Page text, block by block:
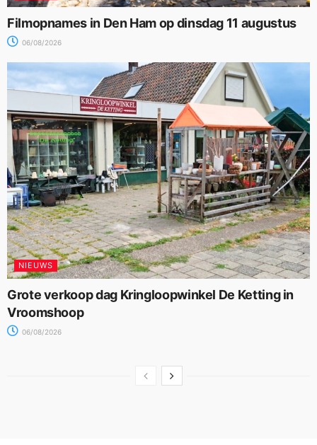
Filmopnames in Den Ham op dinsdag 11 augustus
06/08/2026
NIEUWS
Grote verkoop dag Kringloopwinkel De Ketting in
Vroomshoop
06/08/2026